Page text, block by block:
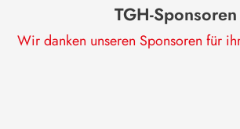
TGH-Sponsoren
Wir danken unseren Sponsoren für